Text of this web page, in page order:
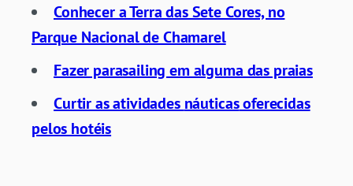
Conhecer a Terra das Sete Cores, no
Parque Nacional de Chamarel
Fazer parasailing em alguma das praias
Curtir as atividades náuticasoferecidas
pelos hotéis